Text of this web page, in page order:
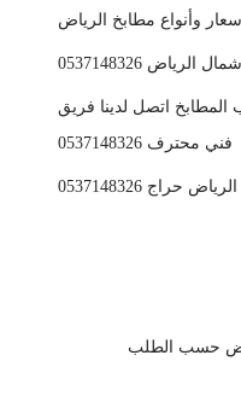
وأنواع مطابخ الرياض
0537148326
اتصل لدينا فريق
فني محترف 0537148326
حراج 0537148326
حسب الطلب